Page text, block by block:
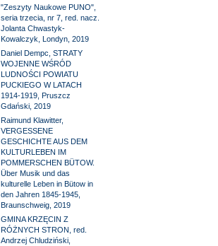
"Zeszyty Naukowe PUNO",
seria trzecia, nr 7, red. nacz.
Jolanta Chwastyk-
Kowalczyk, Londyn, 2019
Daniel Dempc, STRATY
WOJENNE WŚRÓD
LUDNOŚCI POWIATU
PUCKIEGO W LATACH
1914-1919, Pruszcz
Gdański, 2019
Raimund Klawitter,
VERGESSENE
GESCHICHTE AUS DEM
KULTURLEBEN IM
POMMERSCHEN BÜTOW.
Über Musik und das
kulturelle Leben in Bütow in
den Jahren 1845-1945,
Braunschweig, 2019
GMINA KRZĘCIN Z
RÓŻNYCH STRON, red.
Andrzej Chludziński,